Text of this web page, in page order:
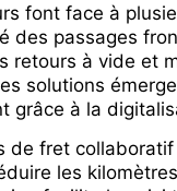
font face à
des passages
retours à vide et
solutions
grâce à la
de fret
les